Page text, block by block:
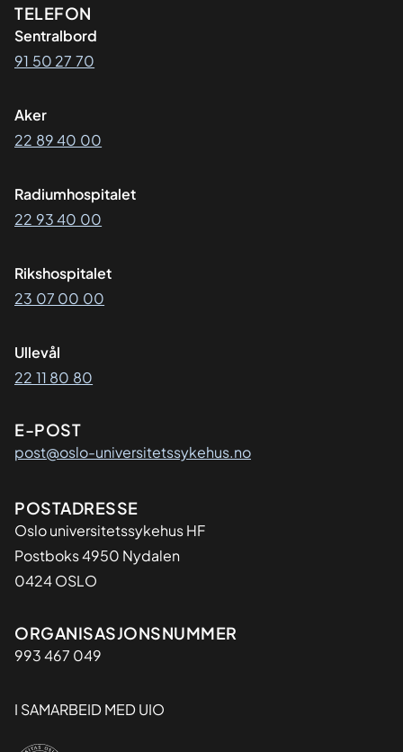
Kontaktinformasjon
TELEFON
Sentralbord
91 50 27 70
Aker
22 89 40 00
Radiumhospitalet
22 93 40 00
Rikshospitalet
23 07 00 00
Ullevål
22 11 80 80
E-POST
post@oslo-universitetssykehus.no
Adresse
POSTADRESSE
Oslo universitetssykehus HF
Postboks 4950 Nydalen
0424 OSLO
Organisasjon
ORGANISASJONSNUMMER
993 467 049
I SAMARBEID MED UIO